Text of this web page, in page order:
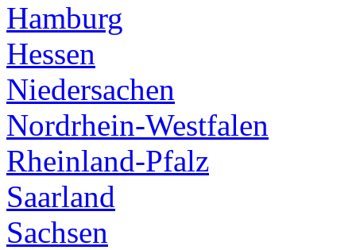
Hamburg
Hessen
Niedersachen
Nordrhein-Westfalen
Rheinland-Pfalz
Saarland
Sachsen